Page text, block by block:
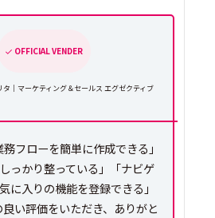
OFFICIAL VENDER
タ｜マーケティング＆セールス エグゼクティブ
務フローを簡単に作成できる」
っかり整っている」「ナビゲ
に入りの機能を登録できる」
い評価をいただき、ありがと